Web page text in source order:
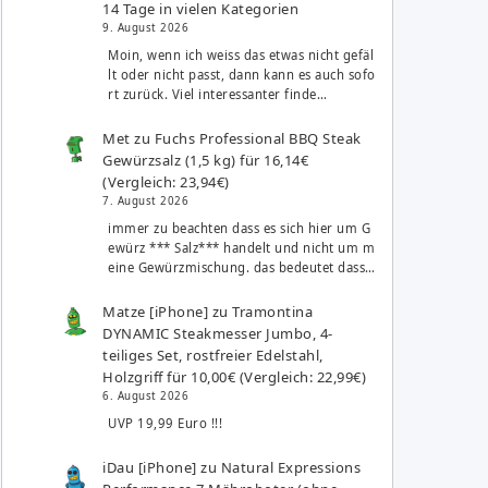
14 Tage in vielen Kategorien
9. August 2026
Moin, wenn ich weiss das etwas nicht gefäl
lt oder nicht passt, dann kann es auch sofo
rt zurück. Viel interessanter finde…
Met zu Fuchs Professional BBQ Steak
Gewürzsalz (1,5 kg) für 16,14€
(Vergleich: 23,94€)
7. August 2026
immer zu beachten dass es sich hier um G
ewürz *** Salz*** handelt und nicht um m
eine Gewürzmischung. das bedeutet dass…
Matze [iPhone] zuTramontina
DYNAMIC Steakmesser Jumbo, 4-
teiliges Set, rostfreier Edelstahl,
Holzgriff für 10,00€ (Vergleich: 22,99€)
6. August 2026
UVP 19,99 Euro !!!
iDau [iPhone] zu Natural Expressions